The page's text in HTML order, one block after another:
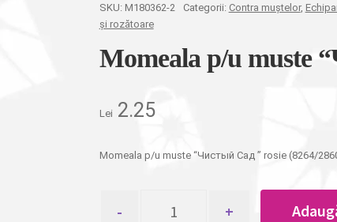
SKU: M180362-2 Categorii: Contra muștelor,
și rozătoare
Momeala p/u muste
Lei 2.25
Momeala p/u muste “Чистый Сад ” rosie (8264/
Momeala